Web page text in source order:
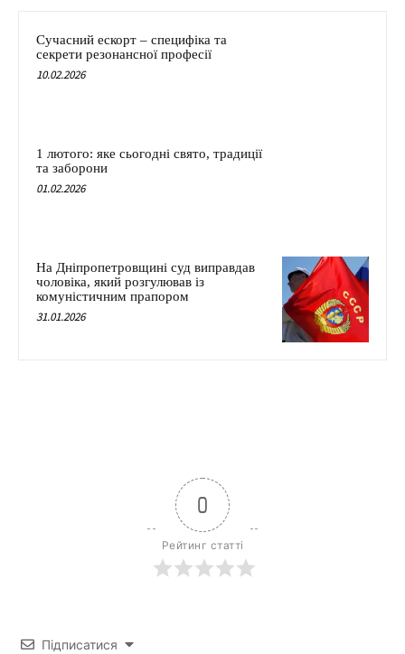
Сучасний ескорт – специфіка та
секрети резонансної професії
10.02.2026
1 лютого: яке сьогодні свято, традиції
та заборони
01.02.2026
На Дніпропетровщині суд виправдав
чоловіка, який розгулював із
комуністичним прапором
31.01.2026
0
Рейтинг статті
Підписатися